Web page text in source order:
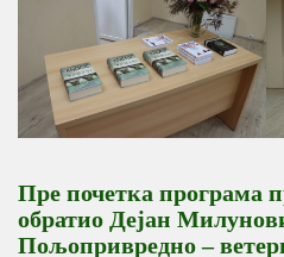
Пре почетка програма
обратио Дејан
Пољопривредно –